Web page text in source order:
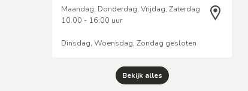
Maandag, Donderdag, Vrijdag, Zaterdag
10.00 - 16:00 uur
Dinsdag, Woensdag, Zondag gesloten
Bekijk alles